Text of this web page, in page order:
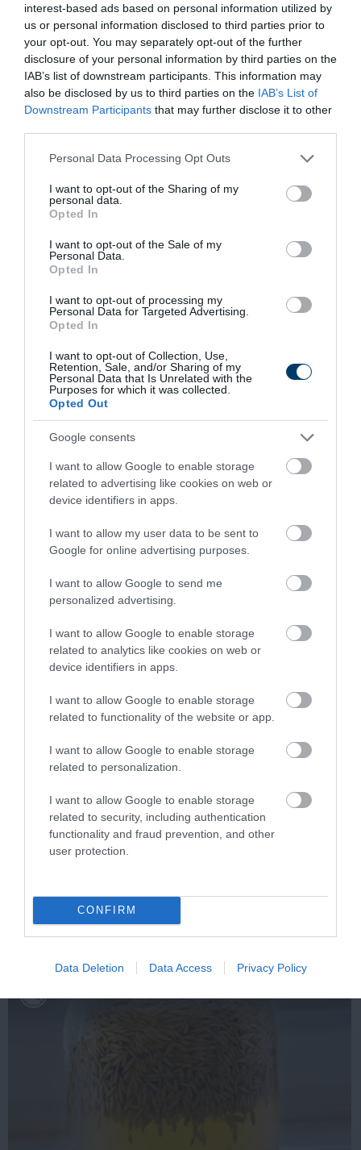
interest-based ads based on personal information utilized by
us or personal information disclosed to third parties prior to
your opt-out. You may separately opt-out of the further
disclosure of your personal information by third parties on the
IAB’s list of downstream participants. This information may
also be disclosed by us to third parties on the IAB’s List of
Downstream Participants that may further disclose it to other
Please note that this website/app uses one or more Google
not limited to your visit or usage behaviour. You may click to
grant or deny consent to Google and its third-party tags to
use your data for below specified purposes in below Google
consent section.
Personal Data Processing Opt Outs
I want to opt-out of the Sharing of my
personal data.
Opted In
I want to opt-out of the Sale of my
Personal Data.
Opted In
I want to opt-out of processing my
Personal Data for Targeted Advertising.
Opted In
I want to opt-out of Collection, Use,
Retention, Sale, and/or Sharing of my
Personal Data that Is Unrelated with the
Purposes for which it was collected.
Opted Out
Google consents
I want to allow Google to enable storage
related to advertising like cookies on web or
device identifiers in apps.
I want to allow my user data to be sent to
Google for online advertising purposes.
I want to allow Google to send me
personalized advertising.
I want to allow Google to enable storage
related to analytics like cookies on web or
device identifiers in apps.
I want to allow Google to enable storage
related to functionality of the website or app.
I want to allow Google to enable storage
related to personalization.
I want to allow Google to enable storage
related to security, including authentication
functionality and fraud prevention, and other
user protection.
CONFIRM
Data Deletion Data Access Privacy Policy
This Simple Trick Removes All Parasites From
Your Body!
460 92
Fungus Dries Up And Falls Off After The First
353 72 181
11 h 15 min
Stop Eating These 3 Foods That Are Known to
368 133 85